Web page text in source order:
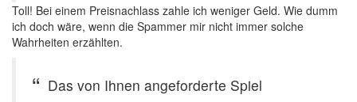
Toll! Bei einem Preisnachlass zahle ich weniger Geld. Wie dumm
ich doch wäre, wenn die Spammer mir nicht immer solche
Wahrheiten erzählten.
Das von Ihnen angeforderte Spiel